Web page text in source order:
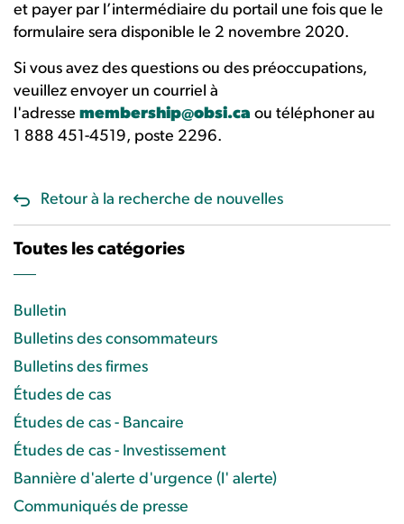
et payer par l’intermédiaire du portail une fois que le
formulaire sera disponible le 2 novembre 2020.
Si vous avez des questions ou des préoccupations,
veuillez envoyer un courriel à
l'adresse membership@obsi.ca ou téléphoner au
1 888 451-4519, poste 2296.
Retour à la recherche de nouvelles
Toutes les catégories
Bulletin
Bulletins des consommateurs
Bulletins des firmes
Études de cas
Études de cas - Bancaire
Études de cas - Investissement
Bannière d'alerte d'urgence (l' alerte)
Communiqués de presse